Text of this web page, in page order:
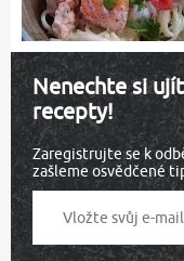
Nenechte si
recepty!
Zaregistrujte se k
zašleme osvědčené